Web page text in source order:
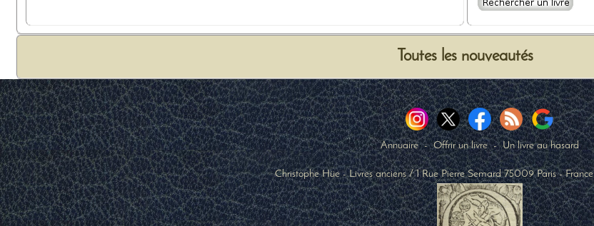
Toutes les nouveautés
Annuaire-Offrir un livre-Un livre au hasard
Christophe Hüe - Livres anciens /1 Rue Pierre Semard 75009 Paris-France